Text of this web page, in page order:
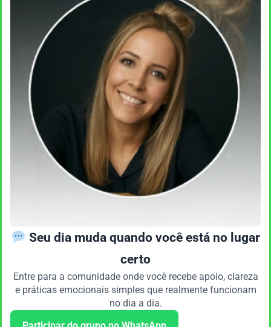
Seu dia muda quando você está no lugar
certo
Entre para a comunidade onde você recebe apoio, clareza
e práticas emocionais simples que realmente funcionam
no dia a dia.